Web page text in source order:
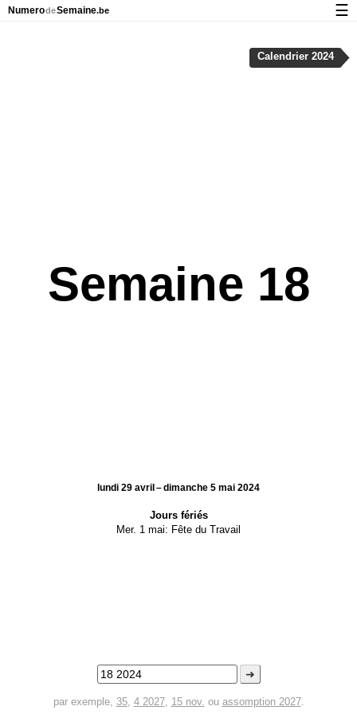
Semaine 18
lundi 29 avril – dimanche 5 mai 2024
Jours fériés
Mer. 1 mai: Fête du Travail
➜
par exemple, 35, 4 2027, 15 nov. ou assomption 2027.
Calendrier 2024
NumerodeSemaine.be ☰